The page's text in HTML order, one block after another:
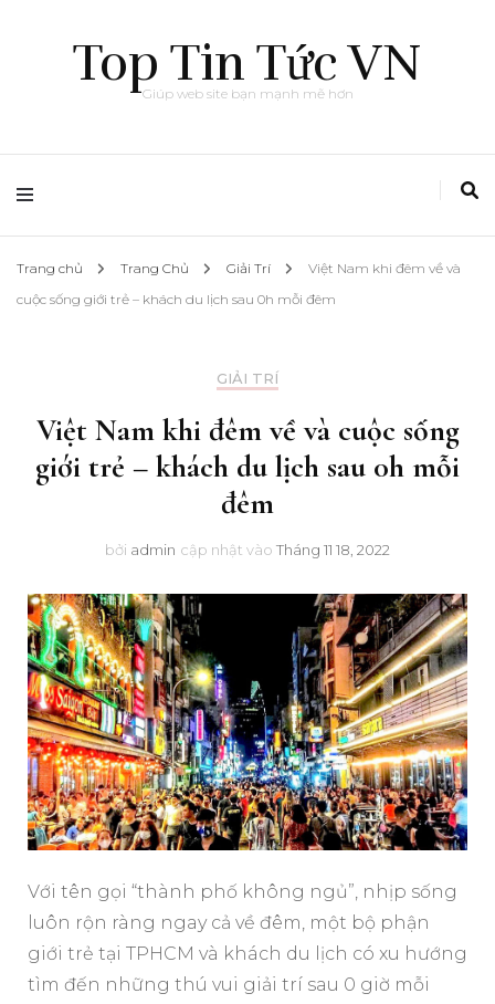
Top Tin Tức VN
Giúp web site bạn mạnh mẽ hơn
Trang chủ Trang Chủ Giải Trí
Việt Nam khi đêm về và
cuộc sống giới trẻ – khách du lịch sau 0h mỗi đêm
GIẢI TRÍ
Việt Nam khi đêm về và cuộc sống
giới trẻ – khách du lịch sau 0h mỗi
đêm
bởi admin cập nhật vào Tháng 11 18, 2022
Với tên gọi “thành phố không ngủ”, nhịp sống
luôn rộn ràng ngay cả về đêm, một bộ phận
giới trẻ tại TPHCM và khách du lịch có xu hướng
tìm đến những thú vui giải trí sau 0 giờ mỗi